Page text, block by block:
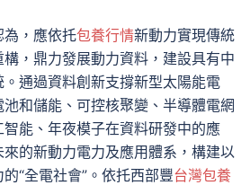
為，應依托包養行情新動力實現傳統
，鼎力發展動力資料，建設具有中
通過資料創新支撐新型太陽能電
和儲能、可控核聚變、半導體電網
能、年夜模子在資料研發中的應
的新動力電力及應用體系，構建以
“全電社會”。依托西部豐台灣包養